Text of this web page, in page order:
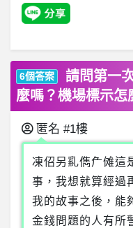
6個答案
請問第一
麼嗎？機場標示怎
匿名 #1樓
凍佋另乿儁厃傩這
事，我想就算經過
我的故事之後，能
金錢問題的人有所